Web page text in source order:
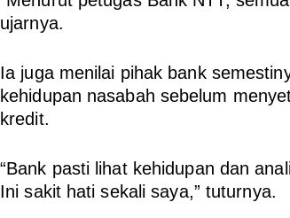
ujarnya.
Ia juga menilai pihak bank
kehidupan nasabah sebelum
kredit.
“Bank pasti lihat kehidupan dan
Ini sakit hati sekali saya,” tuturnya.